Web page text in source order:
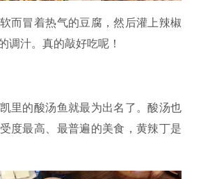
而冒着热气的豆腐，然后灌上辣椒
调汁。真的敲好吃呢！
里的酸汤鱼就最为出名了。酸汤也
度最高、最普遍的美食，黄辣丁是